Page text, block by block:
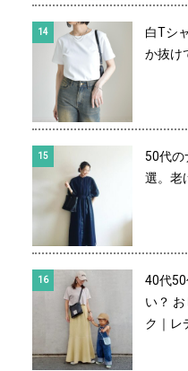
白Tシ
か抜け
50代の
選。老
40代
い？
ク｜レ